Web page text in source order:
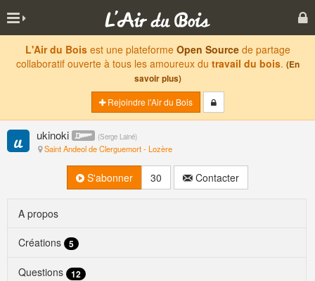
L'Air du Boisest une plateforme Open Sourcede partage
collaboratif ouverte à tous les amoureux du travail du bois. (En
savoir plus)
Rejoindre l'Air du Bois
ukinoki (Serge Lainé)
Saint Andeol de Clerguemort - Lozère
S'abonner 30 Contacter
A propos
Créations 5
Questions 12